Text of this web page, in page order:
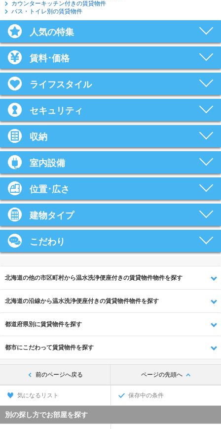
カウンターキッチン付きの賃貸物件
バス・トイレ別の賃貸物件
人気の特集
賃料･価格
ライフスタイル
セキュリティ
収納
室内設備
位置･広さ
建物タイプ
こだわり
北海道の他の市区町村から温水洗浄便座付きの賃貸物件物件を探す
北海道の沿線から温水洗浄便座付きの賃貸物件物件を探す
都道府県別に賃貸物件を探す
都市にこだわって賃貸物件を探す
前のページへ戻る ページの先頭へ
気になるリスト 保存中の条件
別の探し方でお部屋を探す